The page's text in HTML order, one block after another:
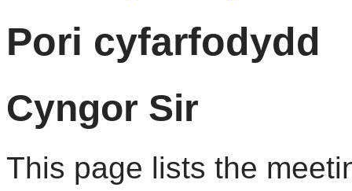
Pori cyfarfodydd
Cyngor Sir
This page lists the